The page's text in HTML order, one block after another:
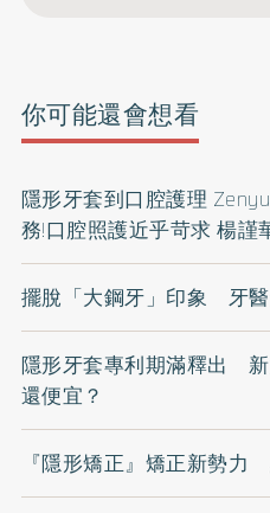
你可能還會想看
隱形牙套到口腔護理
務!口腔照護近乎苛求 楊謹
擺脫「大鋼牙」印象 牙
隱形牙套專利期滿釋出
還便宜？
『隱形矯正』矯正新勢力